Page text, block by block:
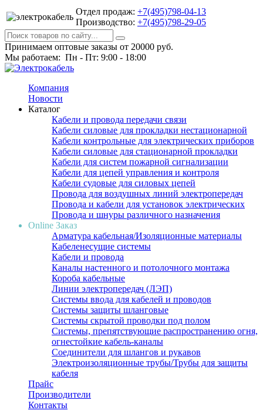
Отдел продаж: +7(495)798-04-13
Производство: +7(495)798-29-05
Принимаем оптовые заказы от 20000 руб.
Мы работаем: Пн - Пт: 9:00 - 18:00
Компания
Новости
Каталог
Кабели и провода передачи связи
Кабели силовые для прокладки нестационарной
Кабели контрольные для электрических приборов
Кабели силовые для стационарной прокладки
Кабели для систем пожарной сигнализации
Кабели для цепей управления и контроля
Кабели судовые для силовых цепей
Провода для воздушных линий электропередач
Провода и кабели для установок электрических
Провода и шнуры различного назначения
Online Заказ
Арматура кабельная/Изоляционные материалы
Кабеленесущие системы
Кабели и провода
Каналы настенного и потолочного монтажа
Короба кабельные
Линии электропередач (ЛЭП)
Системы ввода для кабелей и проводов
Системы защиты шланговые
Системы скрытой проводки под полом
Системы, препятствующие распространению огня,
огнестойкие кабель-каналы
Соединители для шлангов и рукавов
Электроизоляционные трубы/Трубы для защиты
кабеля
Прайс
Производители
Контакты